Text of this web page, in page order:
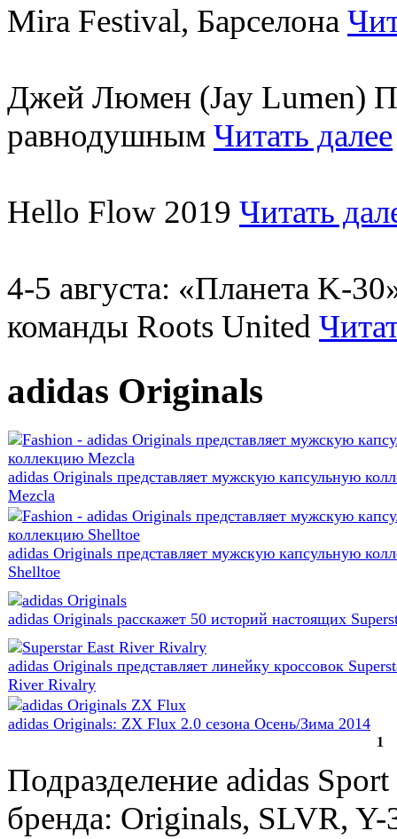
Mira Festival, Барселона
Джей Люмен (Jay Lumen)
равнодушным Читать далее
Hello Flow 2019 Читать
4-5 августа: «Планета K-
команды Roots United
adidas Originals
adidas Originals представляет мужскую капсульную
Mezcla
adidas Originals представляет мужскую капсульную
Shelltoe
adidas Originals расскажет 50 историй настоящих
adidas Originals представляет линейку кроссовок
River Rivalry
adidas Originals: ZX Flux 2.0 сезона Осень/Зима 2014
1
Подразделение adidas
бренда: Originals, SLVR,